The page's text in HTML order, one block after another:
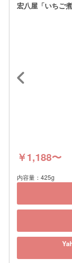
宏八屋「いちご
￥1,188〜
内容量：425g